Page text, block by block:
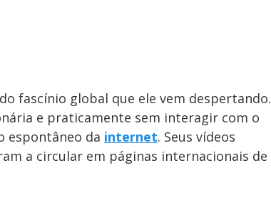
fascínio global que ele vem despertando.
e praticamente sem interagir com o
espontâneo da internet. Seus vídeos
a circular em páginas internacionais de